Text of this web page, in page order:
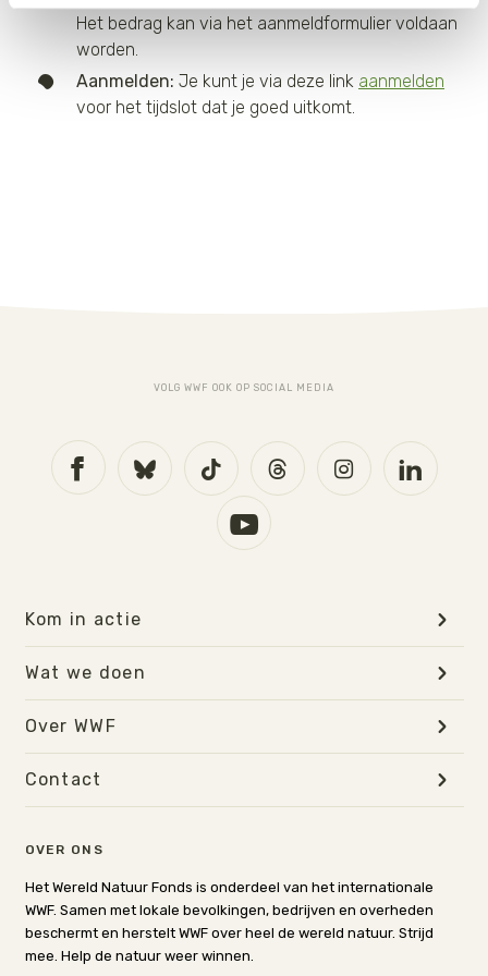
van de website. Voor meer inzage in de cookies klik dan
op "Cookie instellingen". Lees voor meer informatie
onze
Cookie Policy .
Het bedrag kan via het aanmeldformulier voldaan
worden.
Aanmelden: Je kunt je via deze link aanmelden
voor het tijdslot dat je goed uitkomt.
VOLG WWF OOK OP SOCIAL MEDIA
OVER ONS
Het Wereld Natuur Fonds is onderdeel van het internationale
WWF. Samen met lokale bevolkingen, bedrijven en overheden
beschermt en herstelt WWF over heel de wereld natuur. Strijd
mee. Help de natuur weer winnen.
Kom in actie
Wat we doen
Over WWF
Contact